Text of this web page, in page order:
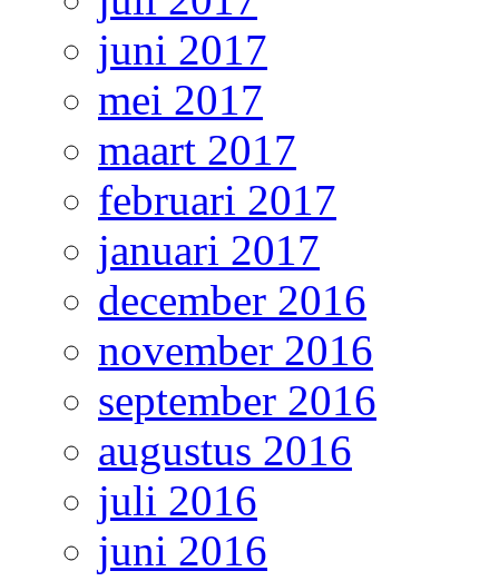
juni 2017
mei 2017
maart 2017
februari 2017
januari 2017
december 2016
november 2016
september 2016
augustus 2016
juli 2016
juni 2016